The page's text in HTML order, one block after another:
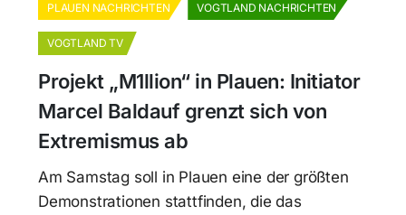
PLAUEN NACHRICHTEN VOGTLAND NACHRICHTEN
VOGTLAND TV
Projekt „M1llion“ in Plauen: Initiator
Marcel Baldauf grenzt sich von
Extremismus ab
Am Samstag soll in Plauen eine der größten
Demonstrationen stattfinden, die das